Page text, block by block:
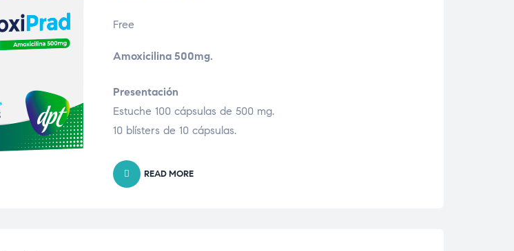
Free
Amoxicilina 500mg.
Presentación
Estuche 100 cápsulas de 500 mg.
10 blísters de 10 cápsulas.
READ MORE